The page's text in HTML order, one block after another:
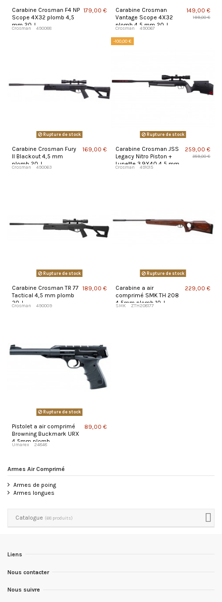
Carabine Crosman F4 NP
Scope 4X32 plomb 4,5
mm 20 J
Crosman 490088
179,00 €
Carabine Crosman
Vantage Scope 4X32
plomb 4,5 mm 20 J
Crosman 490067
149,00 €
199,00 €
Rupture de stock
Carabine Crosman Fury
II Blackout 4,5 mm
plomb 20 J
Crosman 490063
169,00 €
-100,00 €
Rupture de stock
Carabine Crosman JSS
Legacy Nitro Piston +
Lunette 3.9X40 4,5 mm
Crosman 491015
259,00 €
359,00 €
Rupture de stock
Carabine Crosman TR 77
Tactical 4,5 mm plomb
20 J
Crosman 490009
189,00 €
Rupture de stock
Carabine a air
comprimé SMK TH 208
4,5mm plomb 10 J
SMK ZTH208177
229,00 €
Rupture de stock
Pistolet a air comprimé
Browning Buckmark URX
4,5mm plomb
Umarex 24848
89,00 €
Armes Air Comprimé
Armes de poing
Armes longues
Catalogue (68 produits)
Liens
Nous contacter
Nous suivre